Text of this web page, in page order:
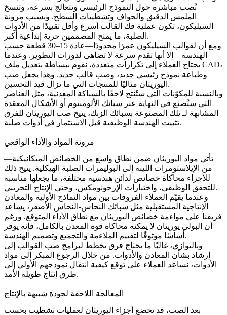
تُصب مباشرة حول النموذج الرئيسي وتتعالج بسرعة، وتنسخ
الملمس الدقيق والحواف وتشطيبات السطح. وبسبب مرونة
السيليكون، تكون عملية فك القالب أسرع وأقل تقييدًا من الأدوات
الصلبة، ما يمنح المصممين حرية إبداعية أكبر.
ومع أن لقوالب السيليكون عمرًا محدودًا—عادة 15–30 قطعة حسب
الهندسة—إلا أنها تقدم سرعة لا تضاهى لدورات التطوير. وعندما
يحتاج العملاء إلى تكرارات متعددة، نقوم ببساطة بتعديل ملف CAD،
وطباعة نموذج رئيسي جديد، وصب قالب جديد. وهذا يجعل صب
اليوريثان مثاليًا للمنتجات التي ما تزال قيد التحسين.
وبالنسبة للمكوّنات التي ستُنتج لاحقًا بالسباكة المعدنية، مثل العناصر
التي ستُصنع في النهاية عبر سبائك الألومنيوم أو الأشكال المعقدة
المشابهة لـ تلك المصنوعة بسبائك الزنك، يتيح صب اليوريثان للفرق
تثبيت الهندسة الوظيفية قبل الاستثمار في أدوات صلبة.
مرونة المواد والأداء الواقعي
تأتي مواد اليوريثان ضمن نطاق واسع من الخصائص الميكانيكية—
من الإيلاستومرات اللينة إلى البوليمرات الصلبة الهيكلية. يتيح ذلك
للأجزاء محاكاة خصائص لدائن هندسية مختلفة، ما يجعلها مناسبة
للتحقق الوظيفي، واختبارات الإرجونومكس، وحتى الإنتاج التجريبي.
وعندما يقيّم العملاء الفروقات بين مواد النماذج الأولية والمعادن
الإنتاجية المستقبلية مثل سبائك النحاس-النحاس الأصفر ، يساعد
فريقنا على مواءمة خصائص اليوريثان مع نطاق الأداء المتوقع. ورغم
أن البولي يوريثان لا يمكنه محاكاة قوة المعدن بالكامل، فإنه يوفر
أساسًا موثوقًا لتقييم الملاءمة والتجميع وتصميم الهندسة.
وبالتوازي، غالبًا ما تحتاج فرق تخطط لبرامج صب القوالب إلى
إرشاد بشأن المعادن والأدوات. من خلال الرجوع المبكر إلى مواد
الأدوات، نساعد العملاء على توقع كيفية انتقال نموذجهم الأولي إلى
طرق إنتاج طويلة الأمد.
المعالجة اللاحقة لجودة شبيهة بالإنتاج
بعد الصب، قد تخضع أجزاء اليوريثان لعمليات تشطيب بحسب